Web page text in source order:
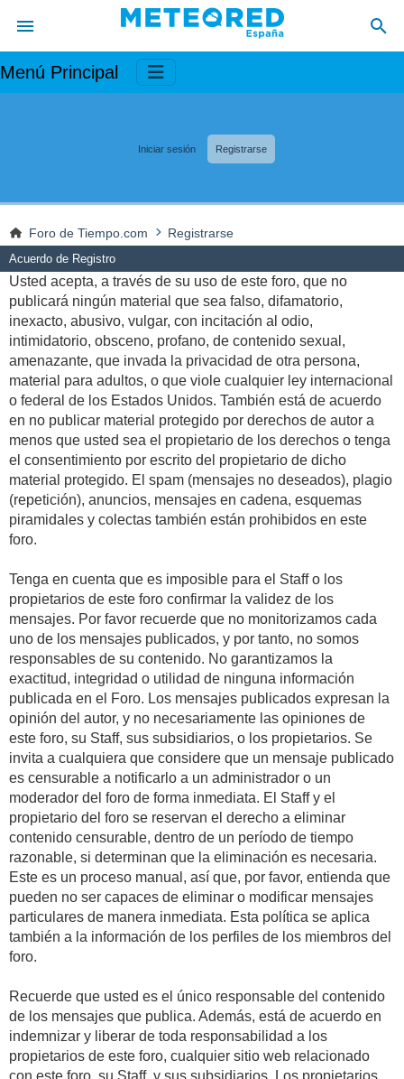
Menú Principal
Iniciar sesión Registrarse
Foro de Tiempo.com Registrarse
Acuerdo de Registro
Usted acepta, a través de su uso de este foro, que no
publicará ningún material que sea falso, difamatorio,
inexacto, abusivo, vulgar, con incitación al odio,
intimidatorio, obsceno, profano, de contenido sexual,
amenazante, que invada la privacidad de otra persona,
material para adultos, o que viole cualquier ley internacional
o federal de los Estados Unidos. También está de acuerdo
en no publicar material protegido por derechos de autor a
menos que usted sea el propietario de los derechos o tenga
el consentimiento por escrito del propietario de dicho
material protegido. El spam (mensajes no deseados), plagio
(repetición), anuncios, mensajes en cadena, esquemas
piramidales y colectas también están prohibidos en este
foro.
Tenga en cuenta que es imposible para el Staff o los
propietarios de este foro confirmar la validez de los
mensajes. Por favor recuerde que no monitorizamos cada
uno de los mensajes publicados, y por tanto, no somos
responsables de su contenido. No garantizamos la
exactitud, integridad o utilidad de ninguna información
publicada en el Foro. Los mensajes publicados expresan la
opinión del autor, y no necesariamente las opiniones de
este foro, su Staff, sus subsidiarios, o los propietarios. Se
invita a cualquiera que considere que un mensaje publicado
es censurable a notificarlo a un administrador o un
moderador del foro de forma inmediata. El Staff y el
propietario del foro se reservan el derecho a eliminar
contenido censurable, dentro de un período de tiempo
razonable, si determinan que la eliminación es necesaria.
Este es un proceso manual, así que, por favor, entienda que
pueden no ser capaces de eliminar o modificar mensajes
particulares de manera inmediata. Esta política se aplica
también a la información de los perfiles de los miembros del
foro.
Recuerde que usted es el único responsable del contenido
de los mensajes que publica. Además, está de acuerdo en
indemnizar y liberar de toda responsabilidad a los
propietarios de este foro, cualquier sitio web relacionado